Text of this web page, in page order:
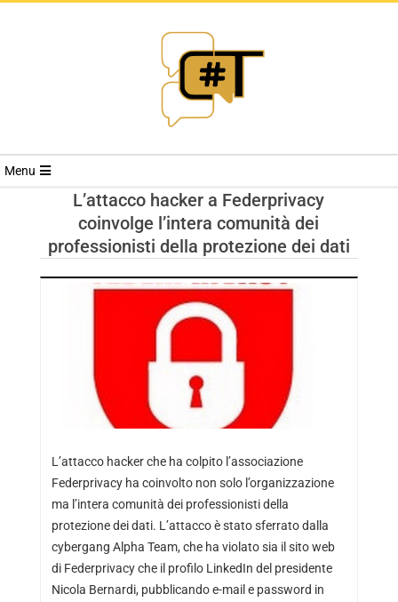
RIVISTA
TRENDS
Menu
L’attacco hacker a Federprivacy
coinvolge l’intera comunità dei
professionisti della protezione dei dati
L’attacco hacker che ha colpito l’associazione
Federprivacy ha coinvolto non solo l’organizzazione
ma l’intera comunità dei professionisti della
protezione dei dati. L’attacco è stato sferrato dalla
cybergang Alpha Team, che ha violato sia il sito web
di Federprivacy che il profilo LinkedIn del presidente
Nicola Bernardi, pubblicando e-mail e password in